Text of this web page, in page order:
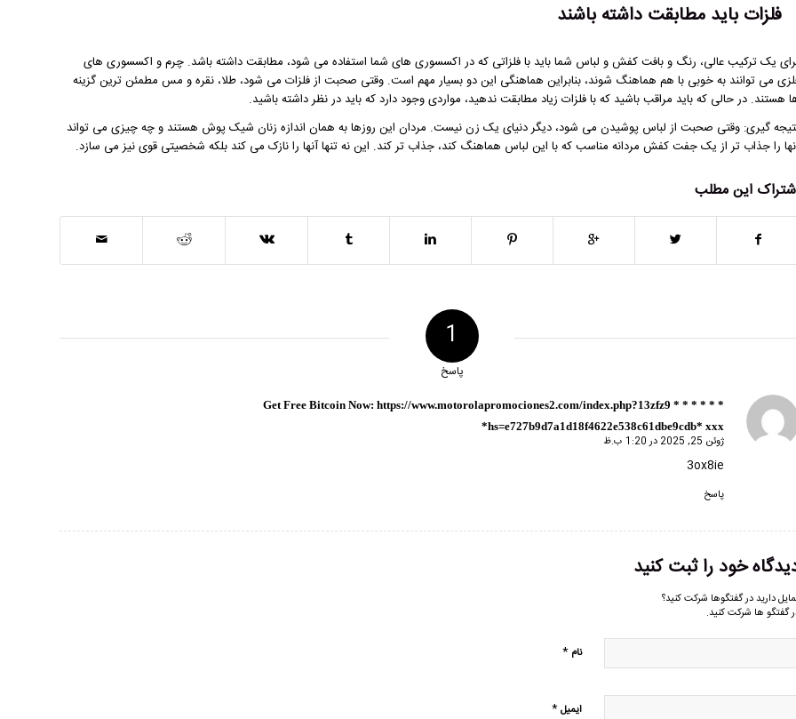
فلزات باید مطابقت داشته باشند
یک ترکیب عالی، رنگ و بافت کفش و لباس شما باید با فلزاتی که در اکسسوری های شما استفاده می شود، مطابقت داشته باشد. چرم و اکسسوری های
می توانند به خوبی با هم هماهنگ شوند، بنابراین هماهنگی این دو بسیار مهم است. وقتی صحبت از فلزات می شود، طلا، نقره و مس مطمئن ترین گزینه
هستند. در حالی که باید مراقب باشید که با فلزات زیاد مطابقت ندهید، مواردی وجود دارد که باید در نظر داشته باشید.
گیری: وقتی صحبت از لباس پوشیدن می شود، دیگر دنیای یک زن نیست. مردان این روزها به همان اندازه زنان شیک پوش هستند و چه چیزی می تواند
را جذاب تر از یک جفتکفش مردانه مناسبکه با این لباس هماهنگ کند، جذاب تر کند. این نه تنها آنها را نازک می کند بلکه شخصیتی قوی نیز می سازد.
این مطلب
1
پاسخ
* * * Get Free Bitcoin Now: https://www.motorolapromociones2.com/index.php?13zfz9 * * *
hs=e727b9d7a1d18f4622e538c61dbe9cdb* ххх*
گفته:
ژوئن 25, 2025 در 1:20 ب.ظ
3ox8ie
پاسخ
خود را ثبت کنید
دارید در گفتگوها شرکت کنید؟
گفتگو ها شرکت کنید.
نام *
ایمیل*